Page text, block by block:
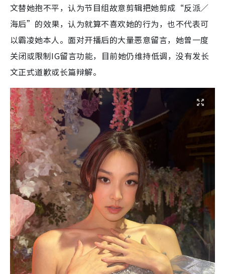
文替她抱不平，认为节目组故意剪辑把她剪成“反派／
海后”的效果，认为就算不喜欢她的行为，也不代表可
以霸凌她本人。面对开播后的大量恶意留言，她曾一度
关闭或限制IG留言功能，目前她仍维持低调，没有发长
文正式道歉或长篇辩解。